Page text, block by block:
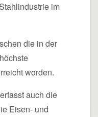
im
die in der
worden.
auch die
Eisen- und